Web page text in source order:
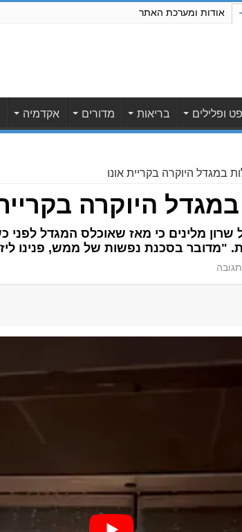
אודות ומערכת האתר
ופלילים בריאות מדורים אקדמיה
במגדל היוקרה בקריית אונו
היוקרה
שרון מלינים כי מאז שאוכלס המגדל
"מדובר בסכנת נפשות של ממש, פנינו